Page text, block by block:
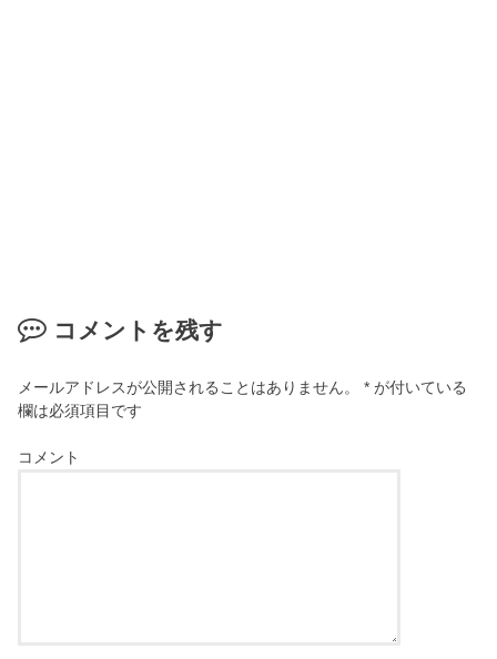
コメントを残す
メールアドレスが公開されることはありません。 * が付いている
欄は必須項目です
コメント